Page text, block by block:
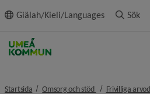
innehållet
Giälah/Kieli/Languages Sök
Startsida Omsorg och stöd nivå i
Frivilliga